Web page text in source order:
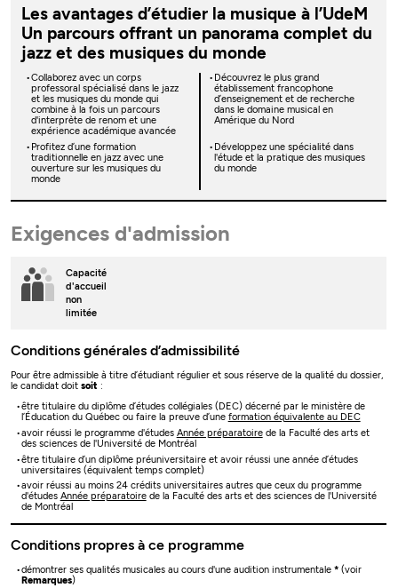
Les avantages d’étudier la musique à l’UdeM
Un parcours offrant un panorama complet du
jazz et des musiques du monde
Collaborez avec un corps
professoral spécialisé dans le jazz
et les musiques du monde qui
combine à la fois un parcours
d'interprète de renom et une
expérience académique avancée
Découvrez le plus grand
établissement francophone
d’enseignement et de recherche
dans le domaine musical en
Amérique du Nord
Profitez d’une formation
traditionnelle en jazz avec une
ouverture sur les musiques du
monde
Développez une spécialité dans
l'étude et la pratique des musiques
du monde
Exigences d'admission
Capacité
d'accueil
non
limitée
Conditions générales d’admissibilité
Pour être admissible à titre d’étudiant régulier et sous réserve de la qualité du dossier,
le candidat doitsoit :
être titulaire du diplôme d’études collégiales (DEC) décerné par le ministère de
l’Éducation du Québec ou faire la preuve d’une formation équivalente au DEC
avoir réussi le programme d'études Année préparatoirede la Faculté des arts et
des sciences de l'Université de Montréal
être titulaire d’un diplôme préuniversitaire et avoir réussi une année d’études
universitaires (équivalent temps complet)
avoir réussi au moins 24 crédits universitaires autres que ceux du programme
d'études Année préparatoirede la Faculté des arts et des sciences de l'Université
de Montréal
Conditions propres à ce programme
démontrer ses qualités musicales au cours d'une audition instrumentale*(voir
Remarques)